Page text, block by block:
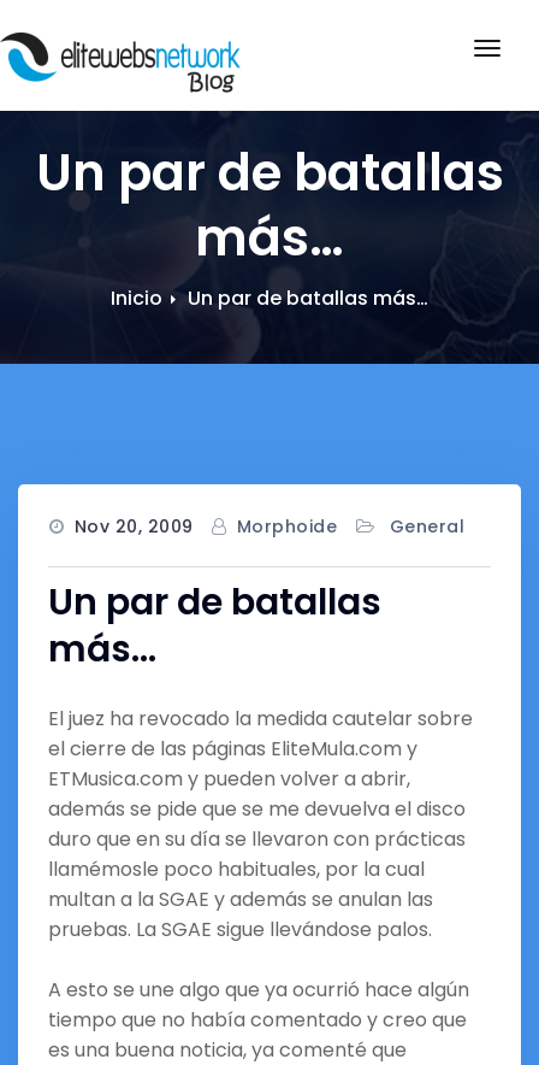
al
contenido
Un par de batallas
más…
Inicio Un par de batallas más…
Nov 20, 2009 Morphoide General
Un par de batallas
más…
El juez ha revocado la medida cautelar sobre
el cierre de las páginas EliteMula.com y
ETMusica.com y pueden volver a abrir,
además se pide que se me devuelva el disco
duro que en su día se llevaron con prácticas
llamémosle poco habituales, por la cual
multan a la SGAE y además se anulan las
pruebas. La SGAE sigue llevándose palos.
A esto se une algo que ya ocurrió hace algún
tiempo que no había comentado y creo que
es una buena noticia, ya comenté que